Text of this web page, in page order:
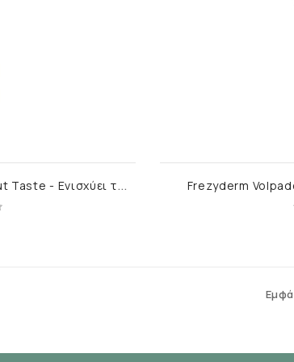
F
rezyderm Toothpaste Without Taste - Ενισχύει την Άμυνα του Στοματικού Βλεννογόνου 75ml Frezyderm